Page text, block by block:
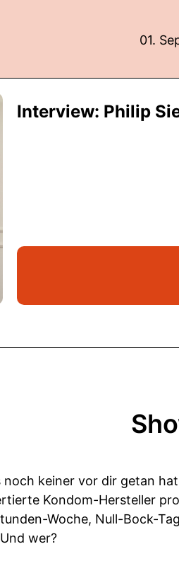
01.
keiner vor dir getan
Kondom-Hersteller
Woche, Null-Bock-
wer?